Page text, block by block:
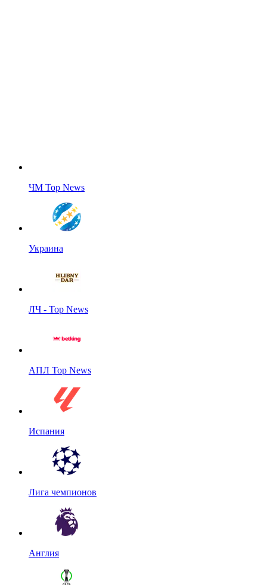
ЧМ Top News
Украина
ЛЧ - Top News
АПЛ Top News
Испания
Лига чемпионов
Англия